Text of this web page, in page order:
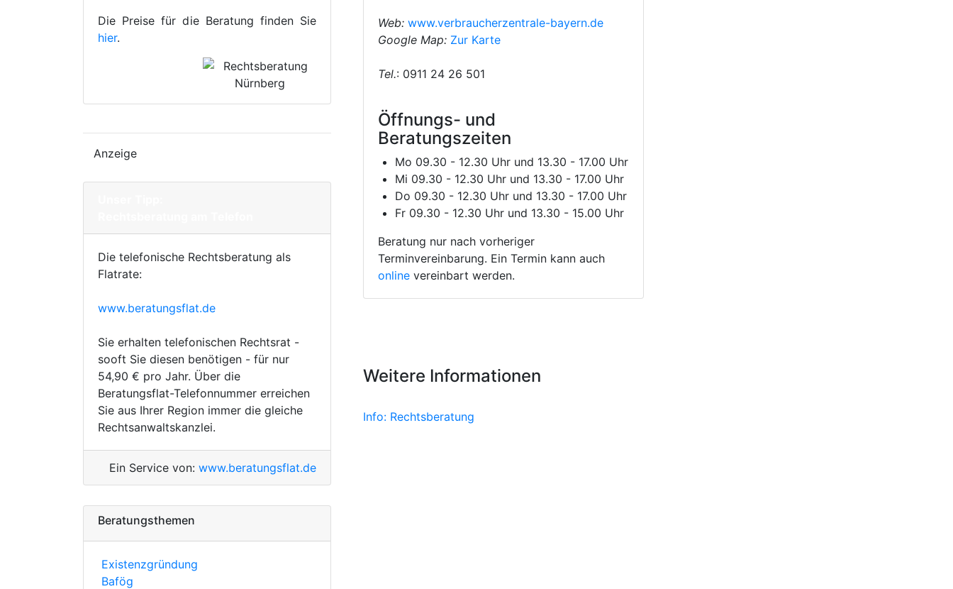
Die Preise für die Beratung finden Sie
hier.
Anzeige
Die telefonische Rechtsberatung als
Flatrate:
www.beratungsflat.de
Sie erhalten telefonischen Rechtsrat -
sooft Sie diesen benötigen - für nur
54,90 € pro Jahr. Über die
Beratungsflat-Telefonnummer erreichen
Sie aus Ihrer Region immer die gleiche
Rechtsanwaltskanzlei.
Ein Service von: www.beratungsflat.de
Beratungsthemen
Existenzgründung
Bafög
Web: www.verbraucherzentrale-bayern.de
Google Map: Zur Karte
Tel.: 0911 24 26 501
Öffnungs- und
Beratungszeiten
Mo 09.30 - 12.30 Uhr und 13.30 - 17.00 Uhr
Mi 09.30 - 12.30 Uhr und 13.30 - 17.00 Uhr
Do 09.30 - 12.30 Uhr und 13.30 - 17.00 Uhr
Fr 09.30 - 12.30 Uhr und 13.30 - 15.00 Uhr
Beratung nur nach vorheriger
Terminvereinbarung. Ein Termin kann auch
online vereinbart werden.
Weitere Informationen
Info: Rechtsberatung